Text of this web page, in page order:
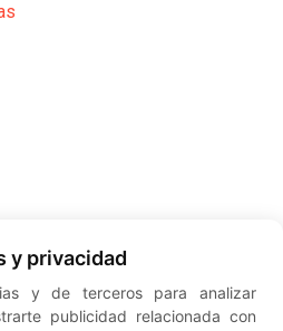
y privacidad
y de terceros para analizar
publicidad relacionada con